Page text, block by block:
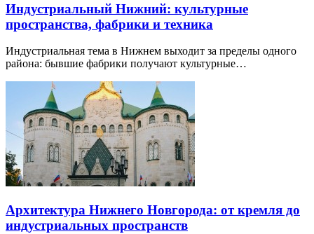
Индустриальный Нижний: культурные
пространства, фабрики и техника
Индустриальная тема в Нижнем выходит за пределы одного
района: бывшие фабрики получают культурные…
Архитектура Нижнего Новгорода: от кремля до
индустриальных пространств